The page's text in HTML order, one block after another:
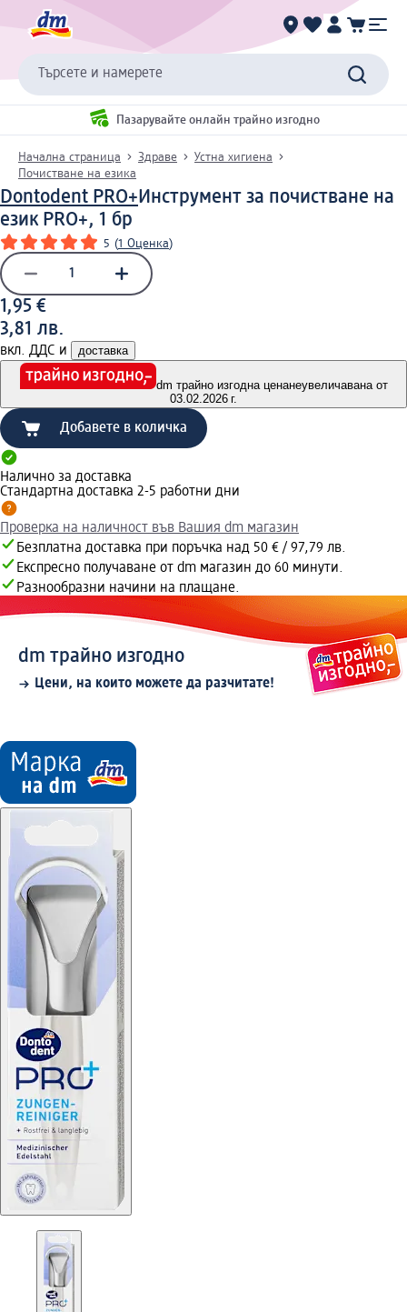
Търсете и намерете
Пазарувайте онлайн трайно изгодно
Начална страница Здраве
Устна хигиена
Почистване на езика
Dontodent PRO+Инструмент за почистване на
език PRO+, 1 бр
5 (1 Оценка)
1,95 €
3,81 лв.
вкл. ДДС и доставка
dm трайно изгодна ценанеувеличавана от
03.02.2026 г.
Добавете в количка
Налично за доставка
Стандартна доставка 2-5 работни дни
Проверка на наличност във Вашия dm магазин
Безплатна доставка при поръчка над 50 € / 97,79 лв.
Експресно получаване от dm магазин до 60 минути.
Разнообразни начини на плащане.
dm трайно изгодно
Цени, на които можете да разчитате!